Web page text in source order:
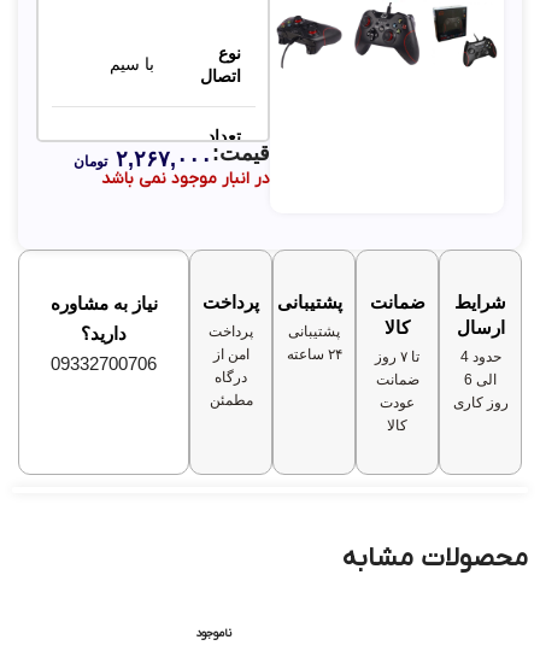
نوع
اتصال
با سیم
تعداد
کلید
۱۷ عدد
سازگار
با
PC /
Android
در انبار موجود نمی باشد
قیمت: ۲,۲۶۷,۰۰۰ تومان
شرایط
ارسال
حدود 4
الی 6
روز کاری
ضمانت
کالا
تا ۷ روز
ضمانت
عودت
کالا
پشتیبانی
پشتیبانی
۲۴ ساعته
پرداخت
پرداخت
امن از
درگاه
مطمئن
نیاز به مشاوره
دارید؟
09332700706
محصولات مشابه
ناموجود